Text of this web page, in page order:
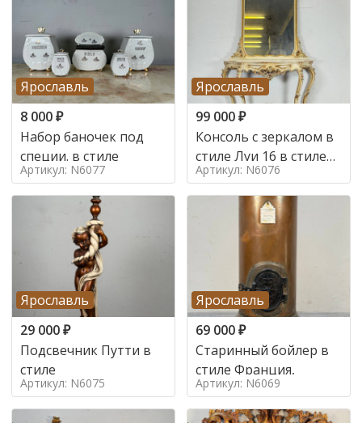
Ярославль
8 000₽
Набор баночек под
специи. в стиле
Артикул: N6077
Ярославль
99 000₽
Консоль с зеркалом в
стиле Луи 16 в стиле
Луи 16, Италия,
Артикул: N6076
Ярославль
29 000₽
Подсвечник Путти в
стиле
Артикул: N6075
Ярославль
69 000₽
Старинный бойлер в
стиле Франция,
Артикул: N6069